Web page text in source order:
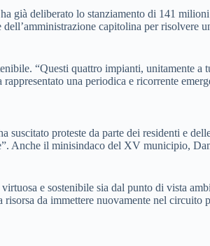
già deliberato lo stanziamento di 141
capitolina per risolvere
“Questi quattro impianti, unitamente a
una periodica e ricorrente
proteste da parte dei residenti e
Anche il minisindaco del XV municipio,
e sostenibile sia dal punto di vista
da immettere nuovamente nel circuito